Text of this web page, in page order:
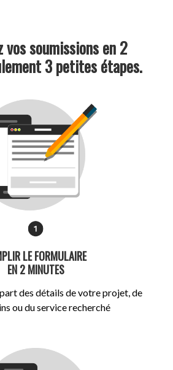
vos soumissions en 2
3 petites étapes.
LE FORMULAIRE
EN 2 MINUTES
des détails de votre projet, de
ou du service recherché